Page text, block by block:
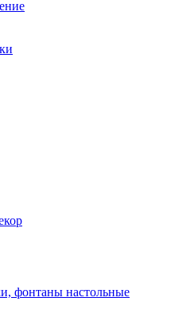
фонтаны настольные